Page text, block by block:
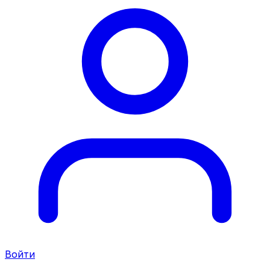
Войти